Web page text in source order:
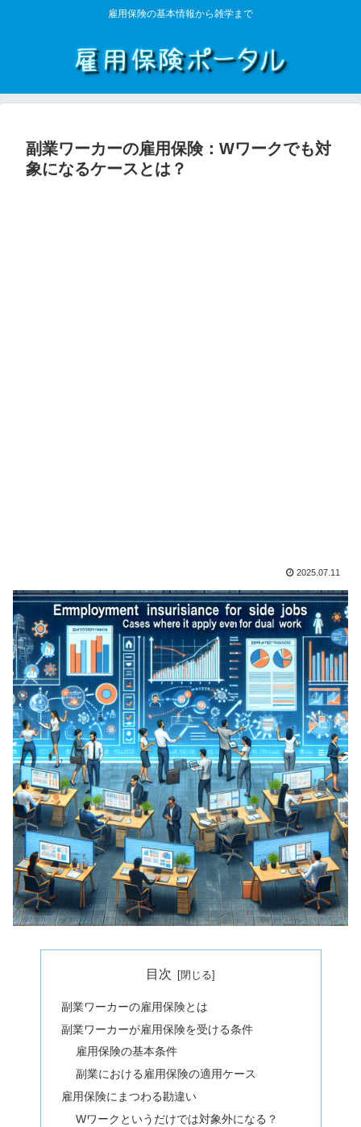
雇用保険の基本情報から雑学まで
副業ワーカーの雇用保険：Wワークでも対
象になるケースとは？
2025.07.11
目次
副業ワーカーの雇用保険とは
副業ワーカーが雇用保険を受ける条件
雇用保険の基本条件
副業における雇用保険の適用ケース
雇用保険にまつわる勘違い
Wワークというだけでは対象外になる？